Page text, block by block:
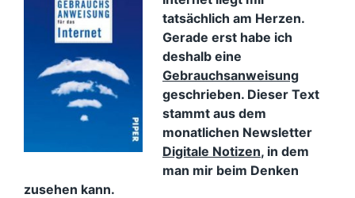
tatsächlich am Herzen.
Gerade erst habe ich
deshalb eine
Gebrauchsanweisung
geschrieben. Dieser Text
stammt aus dem
monatlichen Newsletter
Digitale Notizen, in dem
man mir beim Denken
zusehen kann.